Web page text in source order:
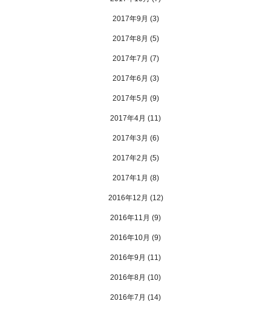
2017年9月 (3)
2017年8月 (5)
2017年7月 (7)
2017年6月 (3)
2017年5月 (9)
2017年4月 (11)
2017年3月 (6)
2017年2月 (5)
2017年1月 (8)
2016年12月 (12)
2016年11月 (9)
2016年10月 (9)
2016年9月 (11)
2016年8月 (10)
2016年7月 (14)